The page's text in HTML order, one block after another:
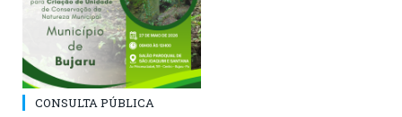
CONSULTA PÚBLICA